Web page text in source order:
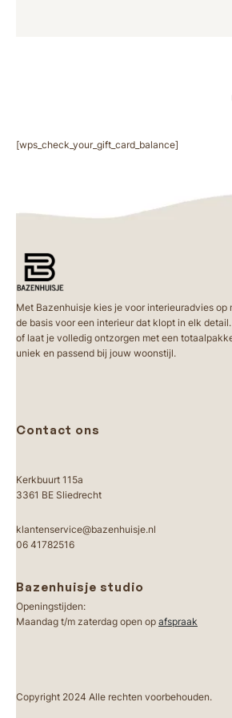
[wps_check_your_gift_card_balance]
Met Bazenhuisje kies je voor interieuradvies op
de basis voor een interieur dat klopt in elk
of laat je volledig ontzorgen met een
uniek en passend bij jouw woonstijl.
Contact ons
Kerkbuurt 115a
3361 BE Sliedrecht
klantenservice@bazenhuisje.nl
06 41782516
Bazenhuisje studio
Openingstijden:
Maandag t/m zaterdag open op afspraak
Copyright 2024 Alle rechten voorbehouden.